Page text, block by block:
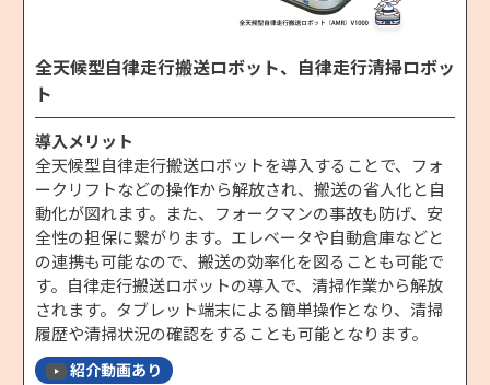
全天候型自律走行搬送ロボット、自律走行清掃ロボッ
ト
導入メリット
全天候型自律走行搬送ロボットを導入することで、フォ
ークリフトなどの操作から解放され、搬送の省人化と自
動化が図れます。また、フォークマンの事故も防げ、安
全性の担保に繋がります。エレベータや自動倉庫などと
の連携も可能なので、搬送の効率化を図ることも可能で
す。自律走行搬送ロボットの導入で、清掃作業から解放
されます。タブレット端末による簡単操作となり、清掃
履歴や清掃状況の確認をすることも可能となります。
紹介動画あり